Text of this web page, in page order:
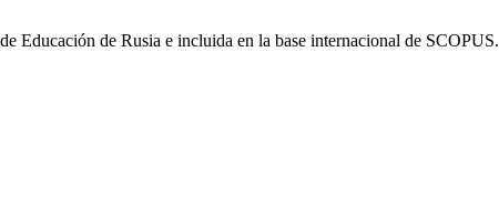
Educación de Rusia e incluida en la base internacional de SCOPUS.